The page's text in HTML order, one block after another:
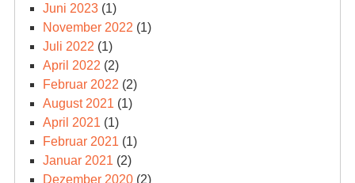
Juni 2023(1)
November 2022 (1)
Juli 2022 (1)
April 2022 (2)
Februar 2022 (2)
August 2021 (1)
April 2021 (1)
Februar 2021 (1)
Januar 2021 (2)
Dezember 2020(2)